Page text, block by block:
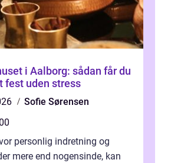
i Aalborg: sådan får du
fest uden stress
Sofie Sørensen
personlig indretning og
mere end nogensinde, kan